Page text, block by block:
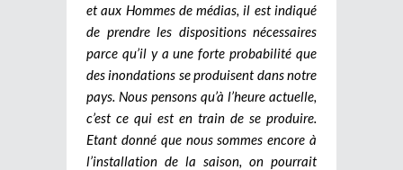
et aux Hommes de médias, il est indiqué
de prendre les dispositions nécessaires
parce qu’il y a une forte probabilité que
des inondations se produisent dans notre
pays. Nous pensons qu’à l’heure actuelle,
c’est ce qui est en train de se produire.
Etant donné que nous sommes encore à
l’installation de la saison, on pourrait